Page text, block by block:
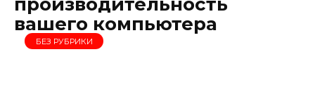
вашего компьютера
БЕЗ РУБРИКИ